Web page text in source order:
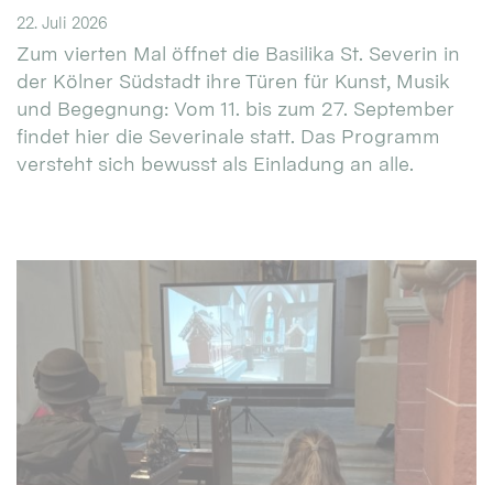
22. Juli 2026
Zum vierten Mal öffnet die Basilika St. Severin in
der Kölner Südstadt ihre Türen für Kunst, Musik
und Begegnung: Vom 11. bis zum 27. September
findet hier die Severinale statt. Das Programm
versteht sich bewusst als Einladung an alle.